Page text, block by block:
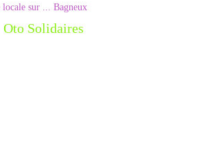
sur ... Bagneux
Oto Solidaires